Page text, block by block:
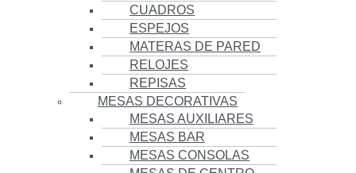
CUADROS
ESPEJOS
MATERAS DE PARED
RELOJES
REPISAS
MESAS DECORATIVAS
MESAS AUXILIARES
MESAS BAR
MESAS CONSOLAS